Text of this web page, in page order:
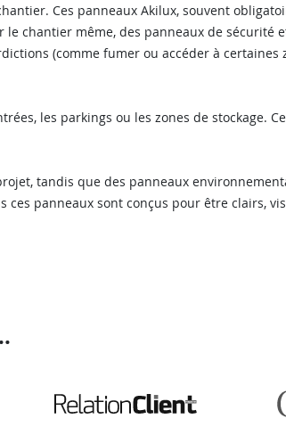
Ces panneaux Akilux, souvent
chantier même, des panneaux de sécurité
(comme fumer ou accéder à certaines
les parkings ou les zones de stockage.
tandis que des panneaux
ces panneaux sont conçus pour être clairs,
IA + équipe